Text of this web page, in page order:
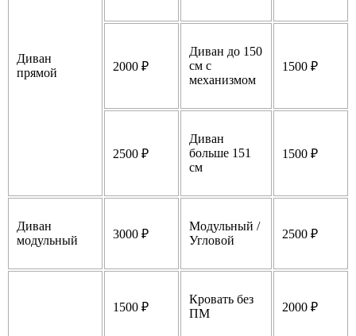
Диван
прямой
2000 ₽
Диван до 150
см с
механизмом
1500 ₽
2500 ₽
Диван
больше 151
см
1500 ₽
Диван
модульный
3000 ₽
Модульный /
Угловой
2500 ₽
1500 ₽
Кровать без
ПМ
2000 ₽